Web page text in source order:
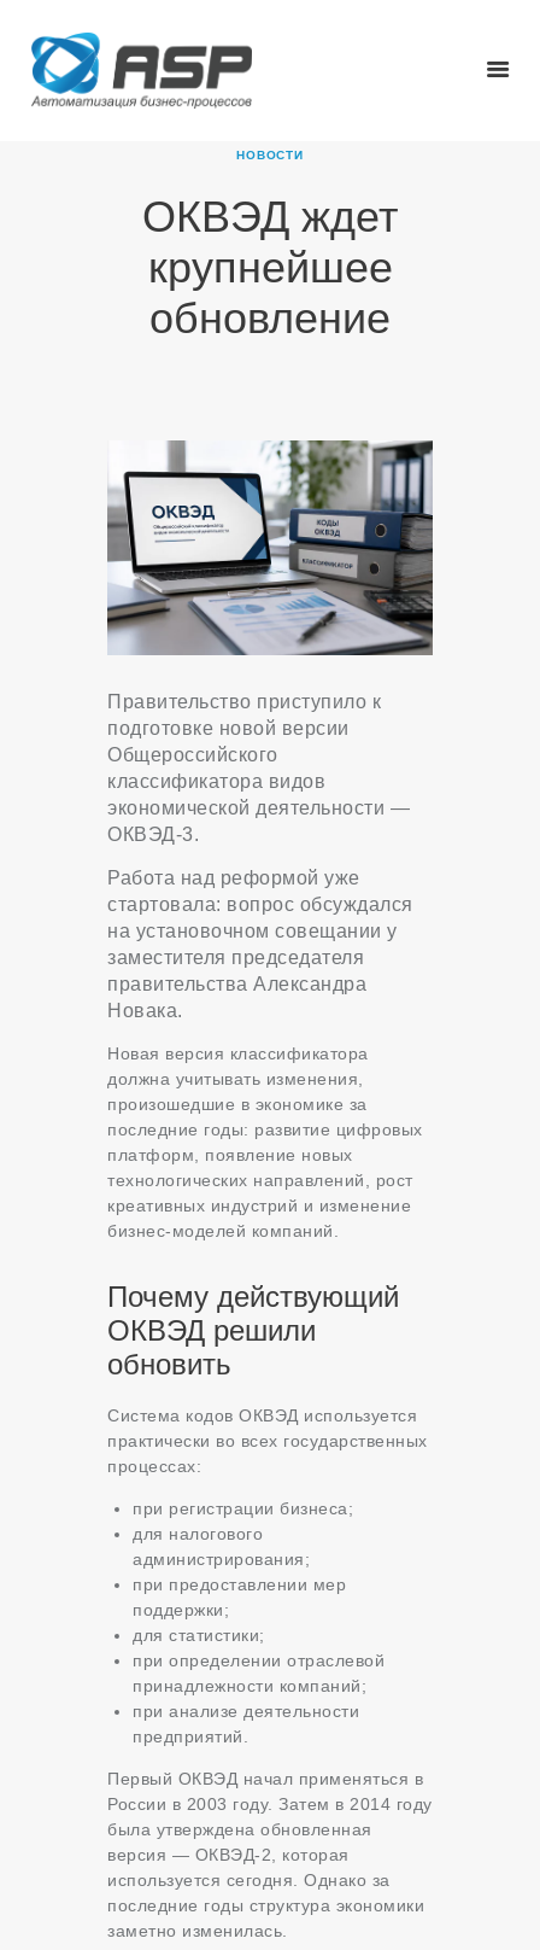
НОВОСТИ
ОКВЭД ждет
крупнейшее
обновление
ГЛАВНАЯ
О КОМПАНИИ
ПРОДУКТЫ
НОВОСТИ
КОНТАКТЫ
Правительство приступило к
подготовке новой версии
Общероссийского
классификатора видов
экономической деятельности —
ОКВЭД-3.
Работа над реформой уже
стартовала: вопрос обсуждался
на установочном совещании у
заместителя председателя
правительства Александра
Новака.
Новая версия классификатора
должна учитывать изменения,
произошедшие в экономике за
последние годы: развитие цифровых
платформ, появление новых
технологических направлений, рост
креативных индустрий и изменение
бизнес-моделей компаний.
Почему действующий
ОКВЭД решили
обновить
Система кодов ОКВЭД используется
практически во всех государственных
процессах:
при регистрации бизнеса;
для налогового
администрирования;
при предоставлении мер
поддержки;
для статистики;
при определении отраслевой
принадлежности компаний;
при анализе деятельности
предприятий.
Первый ОКВЭД начал применяться в
России в 2003 году. Затем в 2014 году
была утверждена обновленная
версия — ОКВЭД-2, которая
используется сегодня. Однако за
последние годы структура экономики
заметно изменилась.